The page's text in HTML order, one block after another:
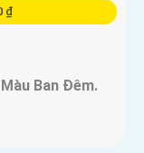
₫
Ban Ðêm.